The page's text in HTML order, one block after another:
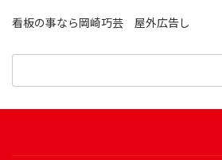
看板の事なら岡崎巧芸 屋外広告し